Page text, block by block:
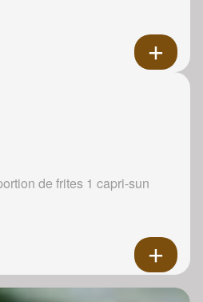
de frites 1 capri-sun